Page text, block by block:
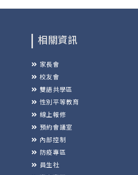
相關資訊
家長會
校友會
雙語共學區
性別平等教育
線上報修
預約會議室
內部控制
防疫專區
員生社